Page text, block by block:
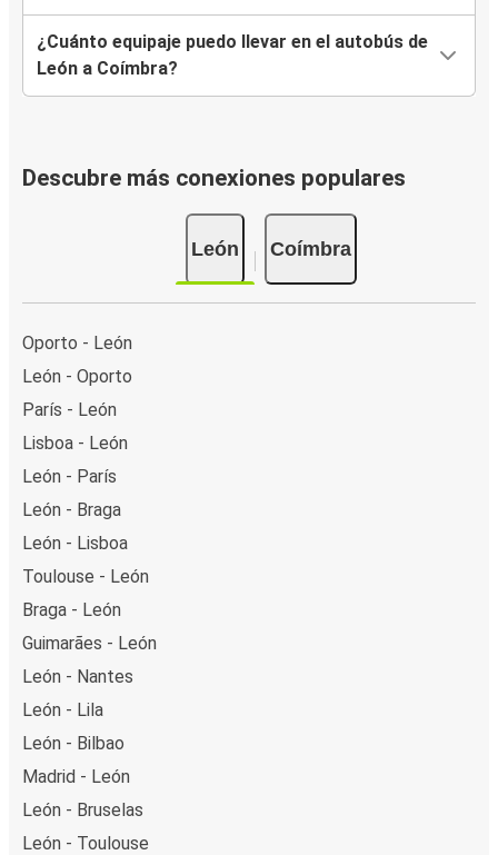
¿Cuánto equipaje puedo llevar en el autobús de
León a Coímbra?
Descubre más conexiones populares
León Coímbra
Oporto - León
León - Oporto
París - León
Lisboa - León
León - París
León - Braga
León - Lisboa
Toulouse - León
Braga - León
Guimarães - León
León - Nantes
León - Lila
León - Bilbao
Madrid - León
León - Bruselas
León - Toulouse